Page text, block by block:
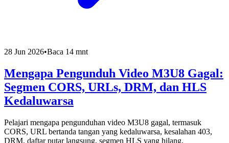
28 Jun 2026•Baca 14 mnt
Mengapa Pengunduh Video M3U8 Gagal:
Segmen CORS, URLs, DRM, dan HLS
Kedaluwarsa
Pelajari mengapa pengunduhan video M3U8 gagal, termasuk
CORS, URL bertanda tangan yang kedaluwarsa, kesalahan 403,
DRM, daftar putar langsung, segmen HLS yang hilang,